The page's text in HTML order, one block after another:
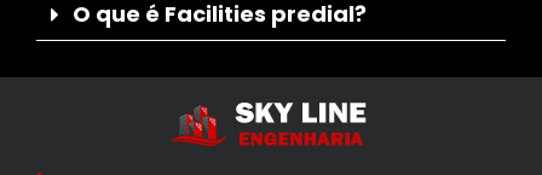
O que é Facilities predial?